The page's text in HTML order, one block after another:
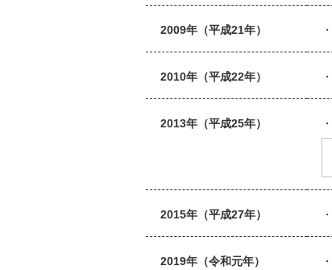
2009年（平成21年）
2010年（平成22年）
2013年（平成25年）
2015年（平成27年）
2019年（令和元年）